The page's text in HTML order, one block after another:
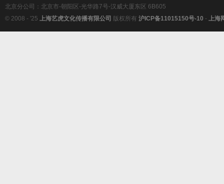
北京分公司：北京市-朝阳区-光华路7号-汉威大厦东区 6B605
© 2008 - '25 上海艺虎文化传播有限公司 版权所有 沪ICP备11015150号-10 - 上海